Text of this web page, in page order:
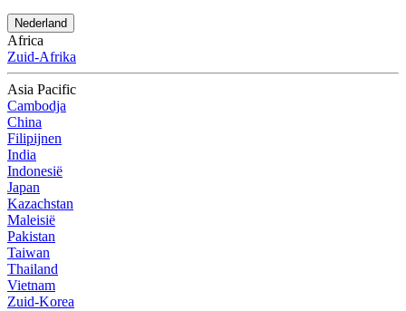
Nederland
Africa
Zuid-Afrika
Asia Pacific
Cambodja
China
Filipijnen
India
Indonesië
Japan
Kazachstan
Maleisië
Pakistan
Taiwan
Thailand
Vietnam
Zuid-Korea